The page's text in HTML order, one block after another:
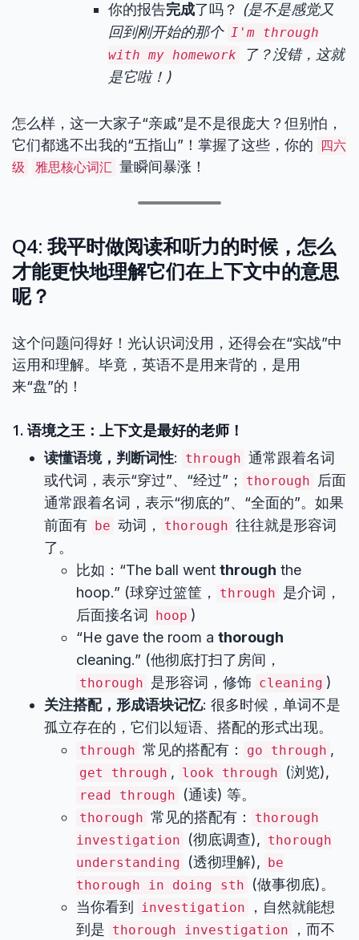
你的报告完成了吗？ (是不是感觉又
回到刚开始的那个 I'm through
with my homework
了？没错，这就
是它啦！)
怎么样，这一大家子“亲戚”是不是很庞大？但别怕，
它们都逃不出我的“五指山”！掌握了这些，你的
四六
级
雅思核心词汇 量瞬间暴涨！
Q4: 我平时做阅读和听力的时候，怎么
才能更快地理解它们在上下文中的意思
呢？
这个问题问得好！光认识词没用，还得会在“实战”中
运用和理解。毕竟，英语不是用来背的，是用
来“盘”的！
1. 语境之王：上下文是最好的老师！
读懂语境，判断词性: through 通常跟着名词
或代词，表示“穿过”、“经过”；
thorough
后面
通常跟着名词，表示“彻底的”、“全面的”。如果
前面有 be 动词， thorough 往往就是形容词
了。
比如：“The ball went through the
hoop.” (球穿过篮筐，
through 是介词，
后面接名词
hoop )
“He gave the room a thorough
cleaning.” (他彻底打扫了房间，
thorough 是形容词，修饰 cleaning )
关注搭配，形成语块记忆: 很多时候，单词不是
孤立存在的，它们以短语、搭配的形式出现。
through 常见的搭配有： go through ,
get through , look through (浏览),
read through (通读) 等。
thorough 常见的搭配有：
thorough
investigation
(彻底调查), thorough
understanding
(透彻理解), be
thorough in doing sth
(做事彻底)。
当你看到
investigation
，自然就能想
到是 thorough investigation ，而不